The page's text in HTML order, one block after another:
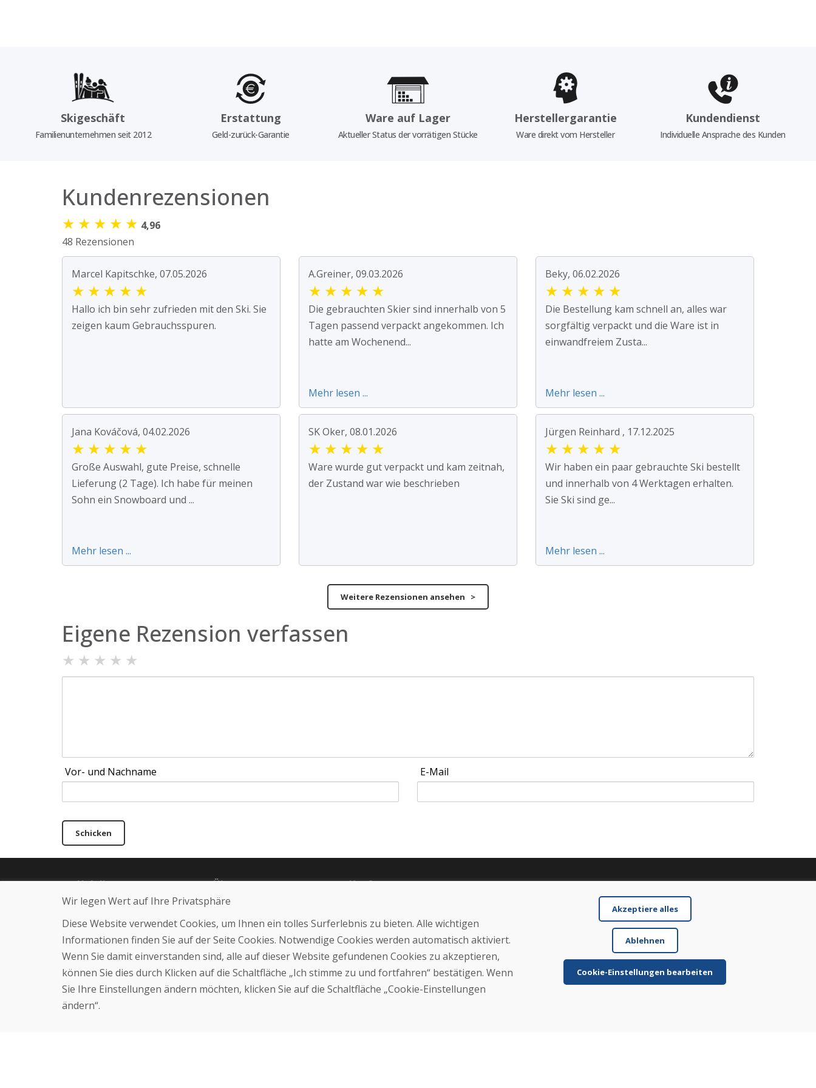
Skigeschäft
Familienunternehmen seit 2012
Erstattung
Geld-zurück-Garantie
Ware auf Lager
Aktueller Status der vorrätigen Stücke
Herstellergarantie
Ware direkt vom Hersteller
Kundendienst
Individuelle Ansprache des Kunden
Kundenrezensionen
★ ★ ★ ★ ★ 4,96
48 Rezensionen
Marcel Kapitschke, 07.05.2026
★ ★ ★ ★ ★
Hallo ich bin sehr zufrieden mit den Ski. Sie
zeigen kaum Gebrauchsspuren.
A.Greiner, 09.03.2026
★ ★ ★ ★ ★
Die gebrauchten Skier sind innerhalb von 5
Tagen passend verpackt angekommen. Ich
hatte am Wochenend...
Mehr lesen ...
Beky, 06.02.2026
★ ★ ★ ★ ★
Die Bestellung kam schnell an, alles war
sorgfältig verpackt und die Ware ist in
einwandfreiem Zusta...
Mehr lesen ...
Jana Kováčová, 04.02.2026
★ ★ ★ ★ ★
Große Auswahl, gute Preise, schnelle
Lieferung (2 Tage). Ich habe für meinen
Sohn ein Snowboard und ...
Mehr lesen ...
SK Oker, 08.01.2026
★ ★ ★ ★ ★
Ware wurde gut verpackt und kam zeitnah,
der Zustand war wie beschrieben
Jürgen Reinhard , 17.12.2025
★ ★ ★ ★ ★
Wir haben ein paar gebrauchte Ski bestellt
und innerhalb von 4 Werktagen erhalten.
Sie Ski sind ge...
Mehr lesen ...
Weitere Rezensionen ansehen >
Eigene Rezension verfassen
★ ★ ★ ★ ★
Vor- und Nachname E-Mail
Schicken
Helpline
+421 919 282 306
Über uns
Blog
Geschäft
Kontakt
Kaufen
Geschäftsbedingungen
Transport
Zahlung
Beschwerde
Rückgabe und Umtausch von
Waren
Wir legen Wert auf Ihre Privatsphäre
Diese Website verwendet Cookies, um Ihnen ein tolles Surferlebnis zu bieten. Alle wichtigen
Informationen finden Sie auf der Seite Cookies. Notwendige Cookies werden automatisch aktiviert.
Wenn Sie damit einverstanden sind, alle auf dieser Website gefundenen Cookies zu akzeptieren,
können Sie dies durch Klicken auf die Schaltfläche „Ich stimme zu und fortfahren“ bestätigen. Wenn
Sie Ihre Einstellungen ändern möchten, klicken Sie auf die Schaltfläche „Cookie-Einstellungen
ändern“.
Akzeptiere alles
Ablehnen
Cookie-Einstellungen bearbeiten